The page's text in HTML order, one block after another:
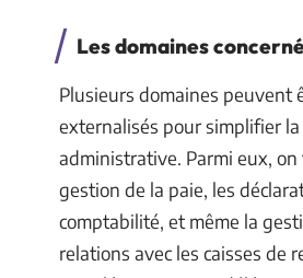
Les domaines
Plusieurs domaines peuvent
externalisés pour simplifier
administrative. Parmi eux, on
gestion de la paie, les
comptabilité, et même la
relations avec les caisses de